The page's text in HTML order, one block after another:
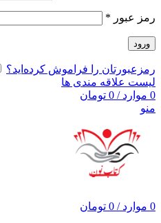
رمز عبور *
ورود
رمزعبورتان را فراموش کرده‌اید؟
لیست علاقه مندی ها
0 موارد /
0 تومان
منو
0 موارد /
0 تومان